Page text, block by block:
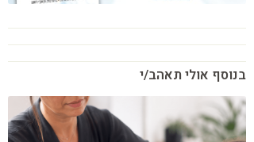
בנוסף אולי תאהב/י